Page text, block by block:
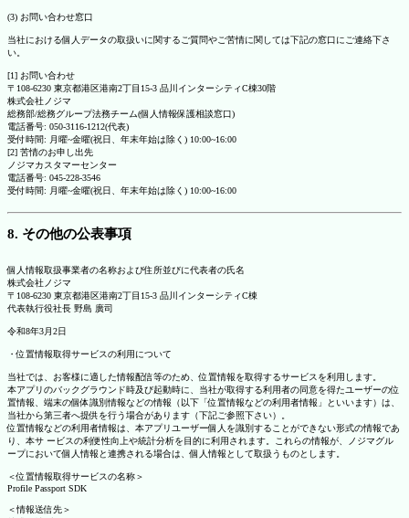
(3) お問い合わせ窓口
当社における個人データの取扱いに関するご質問やご苦情に関しては下記の窓口にご連絡下さ
い。
[1] お問い合わせ
〒108-6230 東京都港区港南2丁目15-3 品川インターシティC棟30階
株式会社ノジマ
総務部/総務グループ法務チーム(個人情報保護相談窓口)
電話番号: 050-3116-1212(代表)
受付時間: 月曜~金曜(祝日、年末年始は除く) 10:00~16:00
[2] 苦情のお申し出先
ノジマカスタマーセンター
電話番号: 045-228-3546
受付時間: 月曜~金曜(祝日、年末年始は除く) 10:00~16:00
8. その他の公表事項
個人情報取扱事業者の名称および住所並びに代表者の氏名
株式会社ノジマ
〒108-6230 東京都港区港南2丁目15-3 品川インターシティC棟
代表執行役社長 野島 廣司
令和8年3月2日
・位置情報取得サービスの利用について
当社では、お客様に適した情報配信等のため、位置情報を取得するサービスを利用します。
本アプリのバックグラウンド時及び起動時に、当社が取得する利用者の同意を得たユーザーの位
置情報、端末の個体識別情報などの情報（以下「位置情報などの利用者情報」といいます）は、
当社から第三者へ提供を行う場合があります（下記ご参照下さい）。
位置情報などの利用者情報は、本アプリユーザー個人を識別することができない形式の情報であ
り、本サ ービスの利便性向上や統計分析を目的に利用されます。これらの情報が、ノジマグル
ープにおいて個人情報と連携される場合は、個人情報として取扱うものとします。
＜位置情報取得サービスの名称＞
Profile Passport SDK
＜情報送信先＞